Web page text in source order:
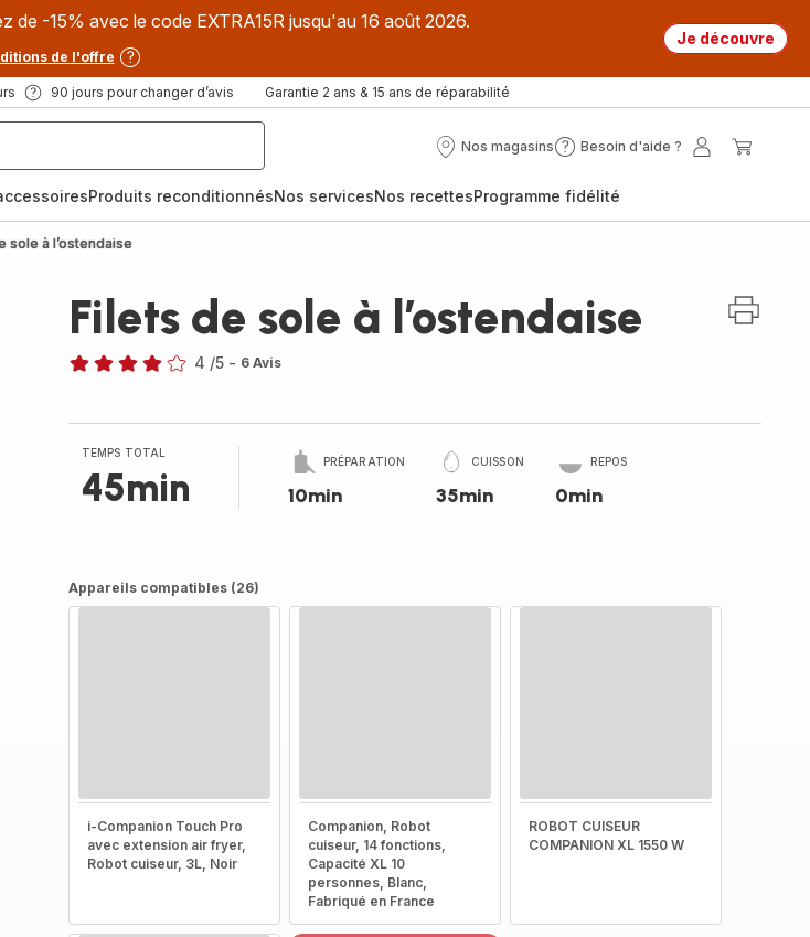
de -15% avec le code EXTRA15R jusqu'au 16 août 2026.
de l'offre
Je découvre
90 jours pour changer d’avis Garantie 2 ans & 15 ans de réparabilité
Nos magasins
Nos
Besoin d'aide ?
Besoin
?
Mon
Produits reconditionnésNos servicesNos recettesProgramme fidélité
sole à l’ostendaise
Filets de sole à l’ostendaise
étoiles
(moyenne)
4 /5 - 6 Avis
TEMPS TOTAL
45min
PRÉPARATION
10min
CUISSON
35min
REPOS
0min
Appareils compatibles (26)
i-Companion Touch Pro
avec extension air fryer,
Robot cuiseur, 3L, Noir
Companion, Robot
cuiseur, 14 fonctions,
Capacité XL 10
personnes, Blanc,
Fabriqué en France
ROBOT CUISEUR
COMPANION XL 1550 W